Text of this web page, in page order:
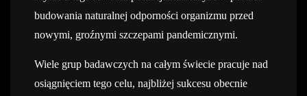
budowania naturalnej odporności organizmu przed
nowymi, groźnymi szczepami pandemicznymi.
Wiele grup badawczych na całym świecie pracuje nad
osiągnięciem tego celu, najbliżej sukcesu obecnie